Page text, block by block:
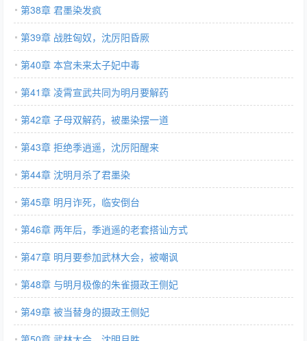
第38章 君墨染发疯
第39章 战胜匈奴，沈厉阳昏厥
第40章 本宫未来太子妃中毒
第41章 凌霄宣武共同为明月要解药
第42章 子母双解药，被墨染摆一道
第43章 拒绝季逍遥，沈厉阳醒来
第44章 沈明月杀了君墨染
第45章 明月诈死，临安倒台
第46章 两年后，季逍遥的老套搭讪方式
第47章 明月要参加武林大会，被嘲讽
第48章 与明月极像的朱雀摄政王侧妃
第49章 被当替身的摄政王侧妃